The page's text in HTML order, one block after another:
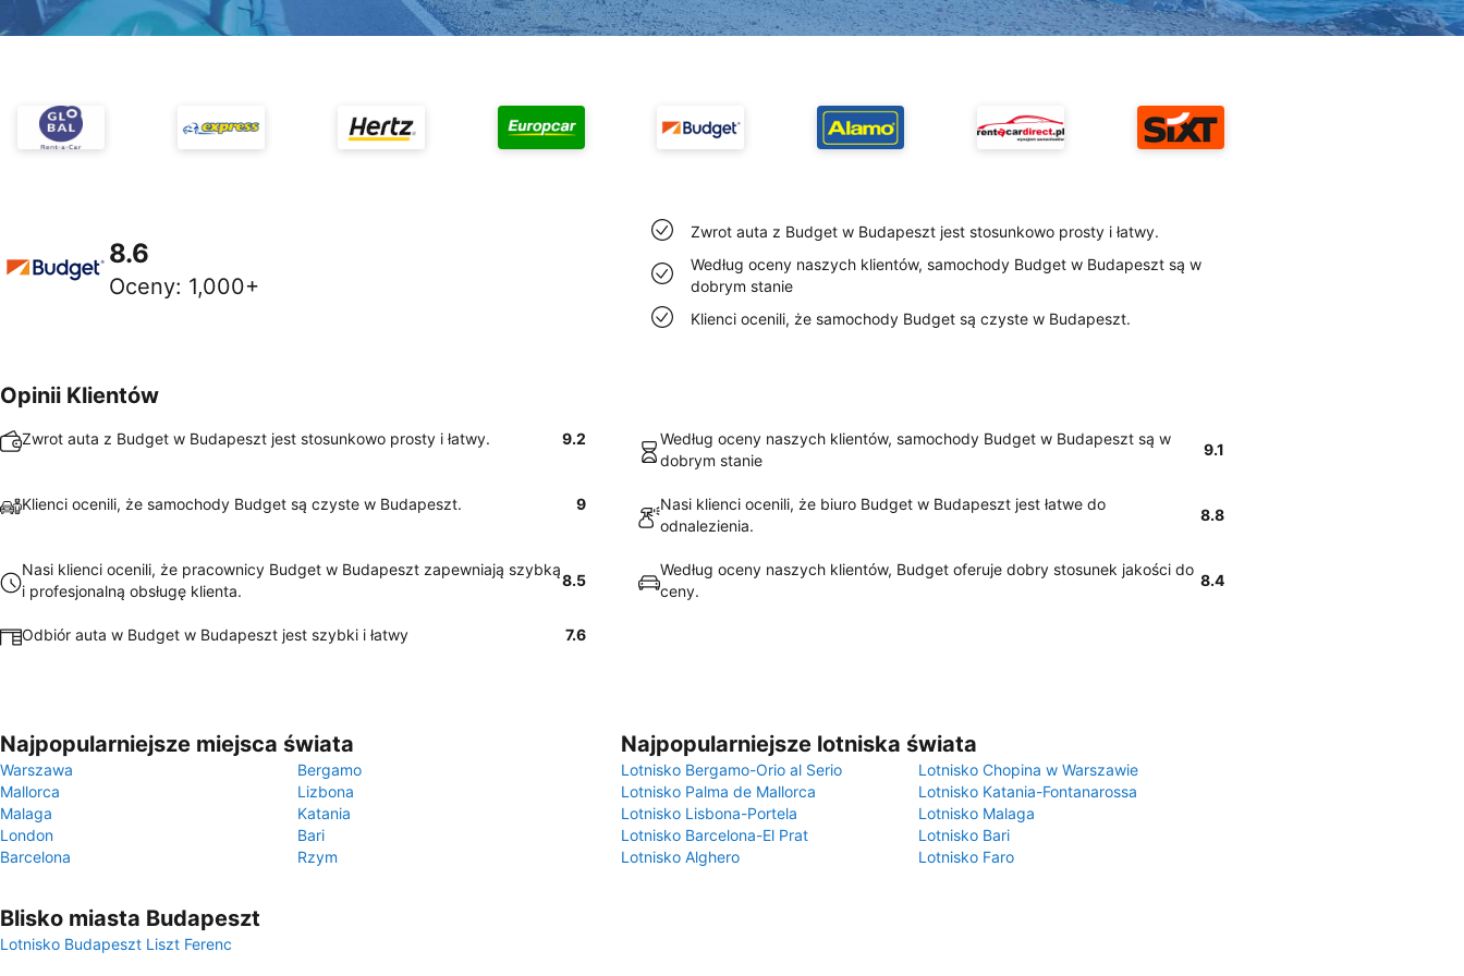
8.6
Oceny: 1,000+
Zwrot auta z Budget w Budapeszt jest stosunkowo prosty i łatwy.
Według oceny naszych klientów, samochody Budget w Budapeszt są w
dobrym stanie
Klienci ocenili, że samochody Budget są czyste w Budapeszt.
Opinii Klientów
Zwrot auta z Budget w Budapeszt jest stosunkowo prosty i łatwy. 9.2
Według oceny naszych klientów, samochody Budget w Budapeszt są w
dobrym stanie
9.1
Klienci ocenili, że samochody Budget są czyste w Budapeszt. 9
Nasi klienci ocenili, że biuro Budget w Budapeszt jest łatwe do
odnalezienia.
8.8
Nasi klienci ocenili, że pracownicy Budget w Budapeszt zapewniają szybką
i profesjonalną obsługę klienta.
8.5
Według oceny naszych klientów, Budget oferuje dobry stosunek jakości do
ceny.
8.4
Odbiór auta w Budget w Budapeszt jest szybki i łatwy 7.6
Najpopularniejsze miejsca świata
Warszawa
Bergamo
Mallorca
Lizbona
Malaga
Katania
London
Bari
Barcelona
Rzym
Najpopularniejsze lotniska świata
Lotnisko Bergamo-Orio al Serio
Lotnisko Chopina w Warszawie
Lotnisko Palma de Mallorca
Lotnisko Katania-Fontanarossa
Lotnisko Lisbona-Portela
Lotnisko Malaga
Lotnisko Barcelona-El Prat
Lotnisko Bari
Lotnisko Alghero
Lotnisko Faro
Blisko miasta Budapeszt
Lotnisko Budapeszt Liszt Ferenc